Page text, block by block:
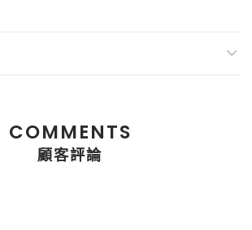
COMMENTS
顧客評論